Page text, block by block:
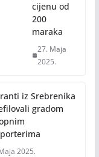
cijenu od
200
maraka
27. Maja
2025.
iz Srebrenika
gradom
2025.